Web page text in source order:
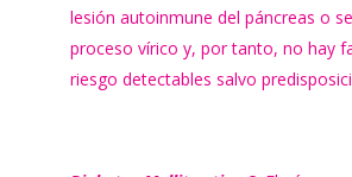
lesión autoinmune del páncreas o
proceso vírico y, por tanto, no hay
riesgo detectables salvo